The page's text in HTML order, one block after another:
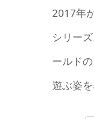
2017年
シリー
ールド
遊ぶ姿